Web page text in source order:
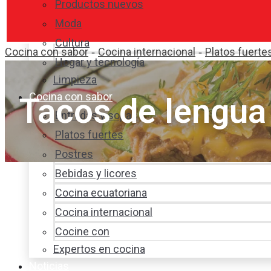
Productos nuevos
Moda
Cultura
Hogar y tecnología
Limpieza
Cocina con sabor
Entradas y sopas
Platos fuertes
Postres
Bebidas y licores
Cocina ecuatoriana
Cocina internacional
Cocine con
Expertos en cocina
Cocina con sabor- Cocina internacional- Platos
Tacos de lengua